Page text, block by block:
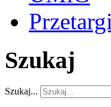
Szukaj
Szukaj...